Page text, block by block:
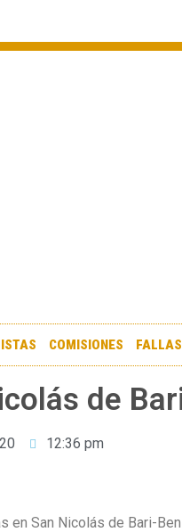
COMISIONES FALLAS
de
12:36 pm
en San Nicolás de Bari-